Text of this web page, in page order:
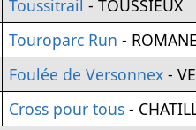
Toussitrail - TOUSSIEUX
Touroparc Run -
Foulée de Versonnex -
Cross pour tous -